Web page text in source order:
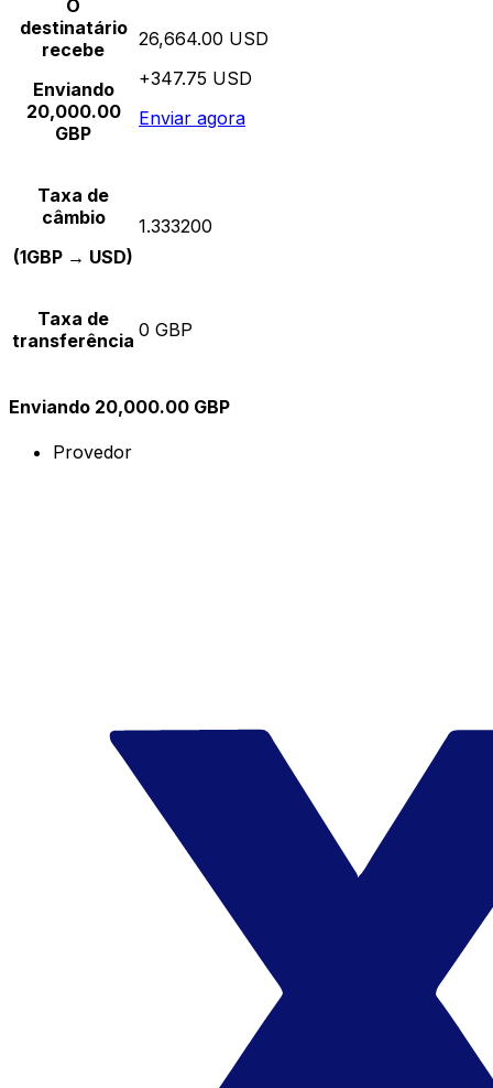
O
destinatário
recebe
Enviando
20,000.00
GBP
26,664.00 USD
+347.75 USD
Enviar agora
Taxa de
câmbio
(1GBP → USD)
1.333200
Taxa de
transferência 0 GBP
Enviando 20,000.00 GBP
Provedor